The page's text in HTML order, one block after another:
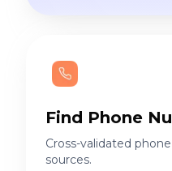
Find Phone
Cross-validated
sources.